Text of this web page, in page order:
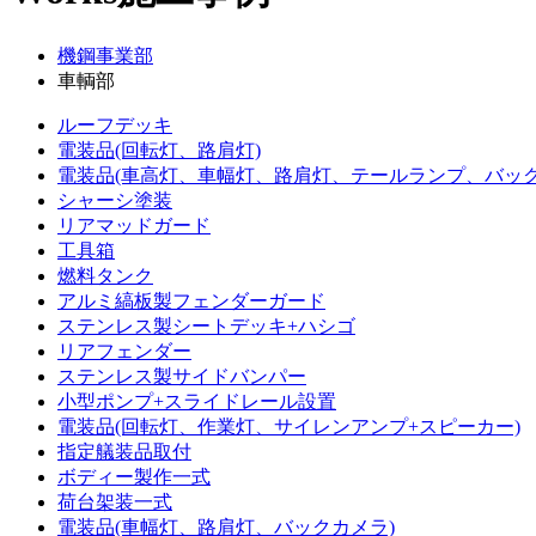
機鋼事業部
車輌部
ルーフデッキ
電装品(回転灯、路肩灯)
電装品(車高灯、車幅灯、路肩灯、テールランプ、バッ
シャーシ塗装
リアマッドガード
工具箱
燃料タンク
アルミ縞板製フェンダーガード
ステンレス製シートデッキ+ハシゴ
リアフェンダー
ステンレス製サイドバンパー
小型ポンプ+スライドレール設置
電装品(回転灯、作業灯、サイレンアンプ+スピーカー)
指定艤装品取付
ボディー製作一式
荷台架装一式
電装品(車幅灯、路肩灯、バックカメラ)